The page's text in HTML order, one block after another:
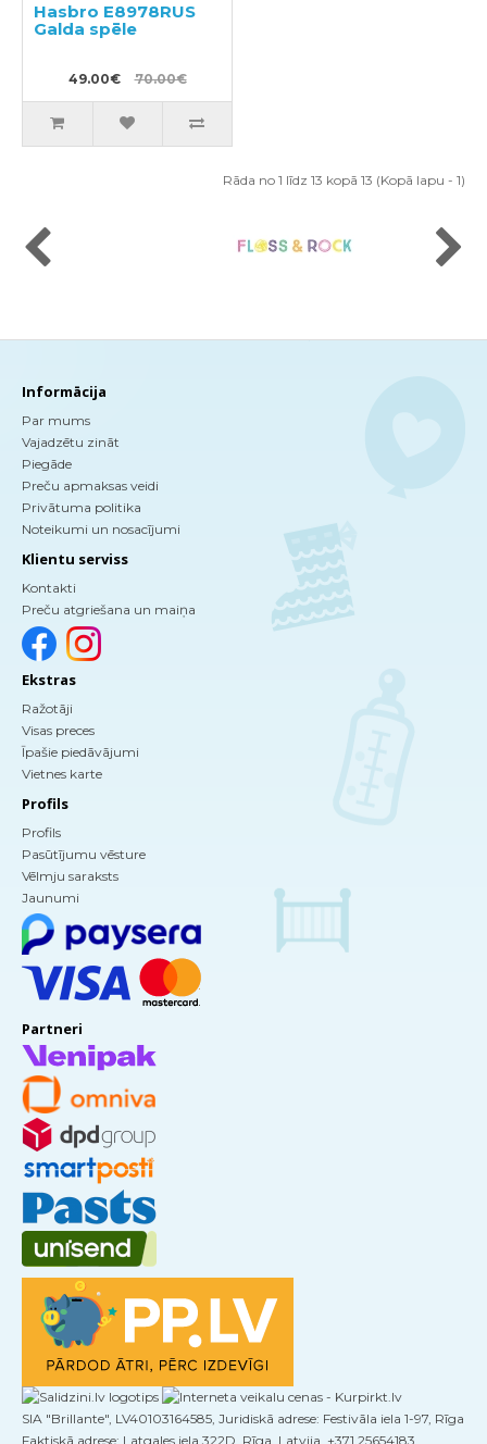
Hasbro E8978RUS
Galda spēle
49.00€ 70.00€
Rāda no 1 līdz 13 kopā 13 (Kopā lapu - 1)
Informācija
Par mums
Vajadzētu zināt
Piegāde
Preču apmaksas veidi
Privātuma politika
Noteikumi un nosacījumi
Klientu serviss
Kontakti
Preču atgriešana un maiņa
Ekstras
Ražotāji
Visas preces
Īpašie piedāvājumi
Vietnes karte
Profils
Profils
Pasūtījumu vēsture
Vēlmju saraksts
Jaunumi
Partneri
SIA "Brillante", LV40103164585, Juridiskā adrese: Festivāla iela 1-97, Rīga
Faktiskā adrese: Latgales iela 322D, Rīga, Latvija, +371 25654183,